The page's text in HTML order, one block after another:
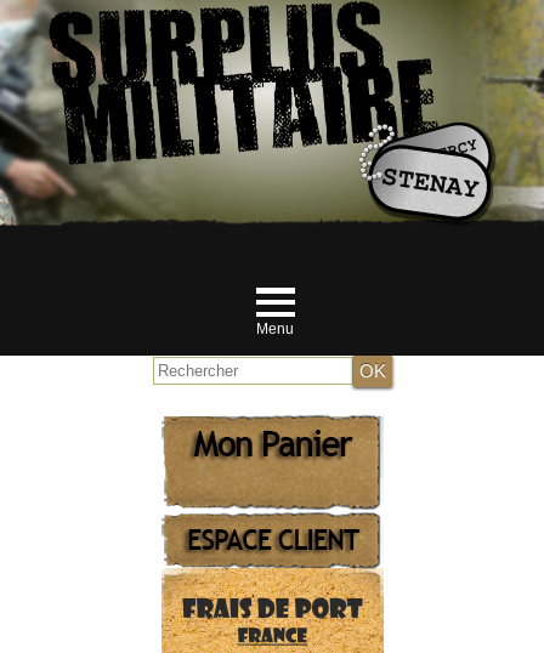
Menu
NOUVEAUTES JUILLET
MILITAIRE
RANDONNEUR et Airsofteur
SECURITE et Forces de l'ordre
CHASSEUR
ENFANT